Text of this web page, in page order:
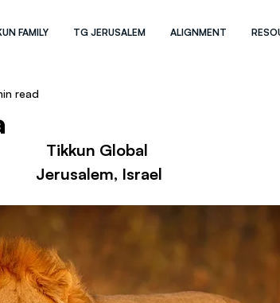
FAMILY TG JERUSALEM ALIGNMENT
read
Tikkun Global
Jerusalem, Israel